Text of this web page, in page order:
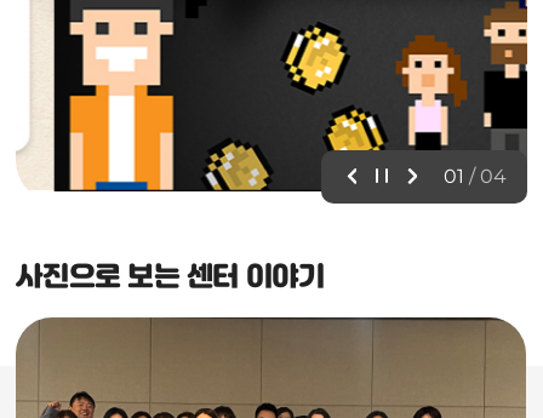
02 / 04
사진으로 보는 센터 이야기